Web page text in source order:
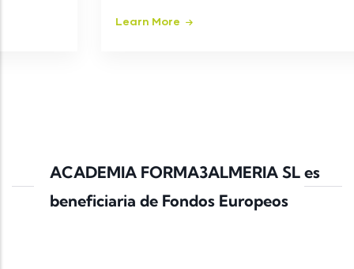
ACADEMIA FORMA3ALMERIA SL es
beneficiaria de Fondos Europeos